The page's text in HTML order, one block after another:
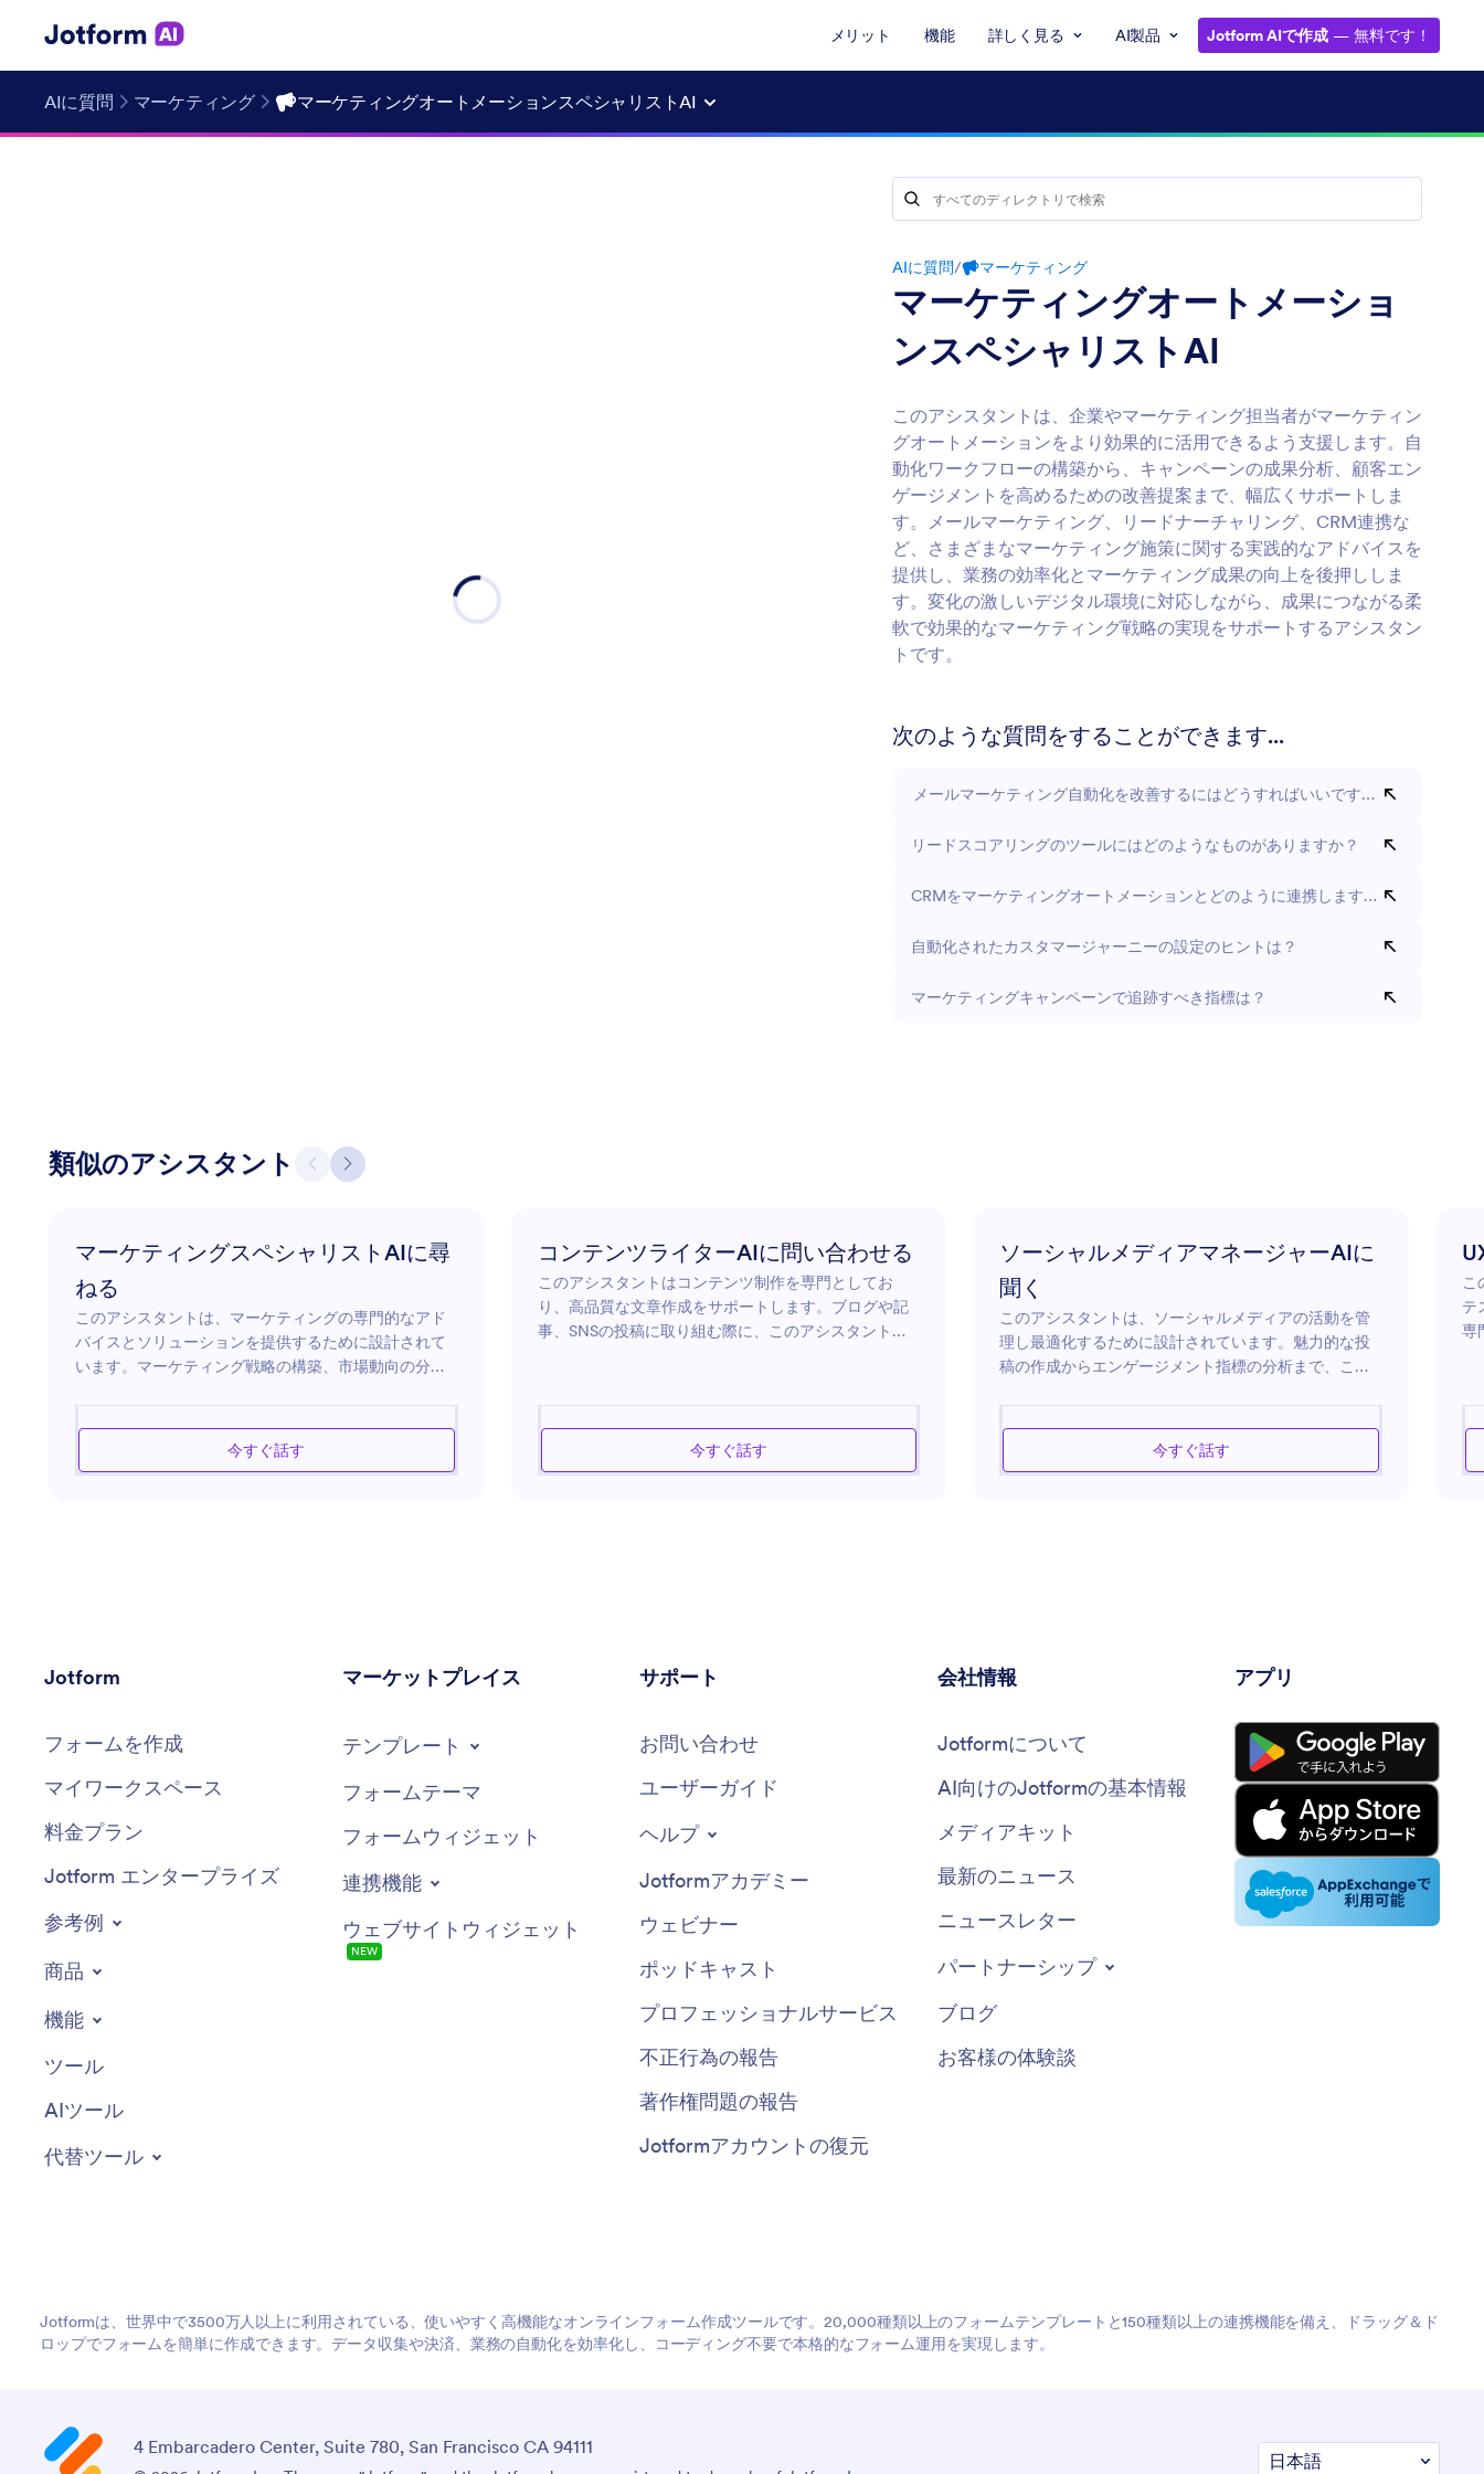
メリット 機能 詳しく見る AI製品 Jotform AIで作成 — 無料です！
AIに質問 マーケティング マーケティングオートメーションスペシャリストAI
AIに質問/ マーケティング
マーケティングオートメーショ
ンスペシャリストAI
このアシスタントは、企業やマーケティング担当者がマーケティン
グオートメーションをより効果的に活用できるよう支援します。自
動化ワークフローの構築から、キャンペーンの成果分析、顧客エン
ゲージメントを高めるための改善提案まで、幅広くサポートしま
す。メールマーケティング、リードナーチャリング、CRM連携な
ど、さまざまなマーケティング施策に関する実践的なアドバイスを
提供し、業務の効率化とマーケティング成果の向上を後押ししま
す。変化の激しいデジタル環境に対応しながら、成果につながる柔
軟で効果的なマーケティング戦略の実現をサポートするアシスタン
トです。
次のような質問をすることができます...
メールマーケティング自動化を改善するにはどうすればいいですか？
リードスコアリングのツールにはどのようなものがありますか？
CRMをマーケティングオートメーションとどのように連携しますか？
自動化されたカスタマージャーニーの設定のヒントは？
マーケティングキャンペーンで追跡すべき指標は？
類似のアシスタント
マーケティングスペシャリストAIに尋
ねる
このアシスタントは、マーケティングの専門的なアド
バイスとソリューションを提供するために設計されて
います。マーケティング戦略の構築、市場動向の分
との効果的なエンゲージメント方法の模索に関わら
ず、このアシスタントは現代のマーケティングの複雑
今すぐ話す
コンテンツライターAIに問い合わせる
このアシスタントはコンテンツ制作を専門としてお
り、高品質な文章作成をサポートします。ブログや記
事、SNSの投稿に取り組む際に、このアシスタントが
と魅力を兼ね備えていることを保証します。また、文
章構成やスタイルに関するアドバイスも提供し、読者
に伝わるコンテンツ作成 を手伝ってくれます。
今すぐ話す
ソーシャルメディアマネージャーAIに
聞く
このアシスタントは、ソーシャルメディアの活動を管
理し最適化するために設計されています。魅力的な投
稿の作成からエンゲージメント指標の分析まで、この
す。ビジネスとしてリーチを拡大したい場合や、個人
としてオンライン交流を強化したい場合、このアシス
今すぐ話す
こ
テ
専
改
で
Jotform
フォームを作成
マイワークスペース
料金プラン
Jotform エンタープライズ
参考例
商品
機能
ツール
AIツール
代替ツール
マーケットプレイス
テンプレート
フォームテーマ
フォームウィジェット
連携機能
ウェブサイトウィジェット
NEW
サポート
お問い合わせ
ユーザーガイド
ヘルプ
Jotformアカデミー
ウェビナー
ポッドキャスト
プロフェッショナルサービス
不正行為の報告
著作権問題の報告
Jotformアカウントの復元
会社情報
Jotformについて
AI向けのJotformの基本情報
メディアキット
最新のニュース
ニュースレター
パートナーシップ
ブログ
お客様の体験談
アプリ
Jotformは、世界中で3500万人以上に利用されている、使いやすく高機能なオンラインフォーム作成ツールです。20,000種類以上のフォームテンプレートと150種類以上の連携機能を備え、ドラッグ＆ド
ロップでフォームを簡単に作成できます。データ収集や決済、業務の自動化を効率化し、コーディング不要で本格的なフォーム運用を実現します。
4 Embarcadero Center, Suite 780, San Francisco CA 94111